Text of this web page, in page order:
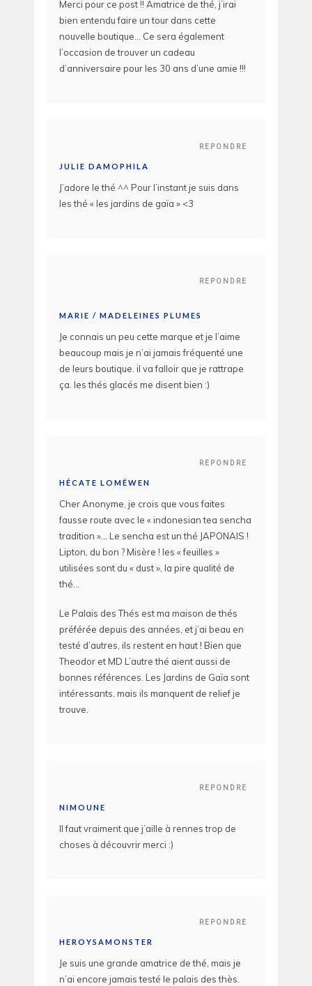
Merci pour ce post !! Amatrice de thé, j’irai
bien entendu faire un tour dans cette
nouvelle boutique… Ce sera également
l’occasion de trouver un cadeau
d’anniversaire pour les 30 ans d’une amie !!!
REPONDRE
JULIE DAMOPHILA
J’adore le thé ^^ Pour l’instant je suis dans
les thé « les jardins de gaïa » <3
REPONDRE
MARIE / MADELEINES PLUMES
Je connais un peu cette marque et je l’aime
beaucoup mais je n’ai jamais fréquenté une
de leurs boutique. il va falloir que je rattrape
ça. les thés glacés me disent bien :)
REPONDRE
HÉCATE LOMËWEN
Cher Anonyme, je crois que vous faites
fausse route avec le « indonesian tea sencha
tradition »… Le sencha est un thé JAPONAIS !
Lipton, du bon ? Misère ! les « feuilles »
utilisées sont du « dust », la pire qualité de
thé…
Le Palais des Thés est ma maison de thés
préférée depuis des années, et j’ai beau en
testé d’autres, ils restent en haut ! Bien que
Theodor et MD L’autre thé aient aussi de
bonnes références. Les Jardins de Gaïa sont
intéressants, mais ils manquent de relief je
trouve.
REPONDRE
NIMOUNE
Il faut vraiment que j’aille à rennes trop de
choses à découvrir merci :)
REPONDRE
HEROYSAMONSTER
Je suis une grande amatrice de thé, mais je
n’ai encore jamais testé le palais des thès.